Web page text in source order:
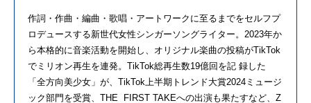
作詞・作曲・編曲・歌唱・アートワークに至るまでをセルフプ
ロデュースする新世代女性シンガーソングライター。2023年か
ら本格的に音楽活動を開始し、オリジナル楽曲の投稿がTikTok
でミリオン再生を連発。TikTok総再生数19億回を記 録した
「全方向美少女」が、TikTok上半期トレンド大賞2024ミュージ
ック部門を受賞、THE FIRST TAKEへの出演も果たすなど、Z